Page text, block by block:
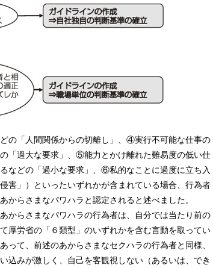
の「人間関係からの切離し」、④実行不可能な仕事の
「過大な要求」、⑤能力とかけ離れた難易度の低い仕
などの「過小な要求」、⑥私的なことに過度に立ち入
害」）といったいずれかが含まれている場合、行為者
からさまなパワハラと認定されると述べました。
からさまなパワハラの行為者は、自分では当たり前の
厚労省の「６類型」のいずれかを含む言動を取ってい
って、前述のあからさまなセクハラの行為者と同様、
込みが激しく、自己を客観視しない（あるいは、でき